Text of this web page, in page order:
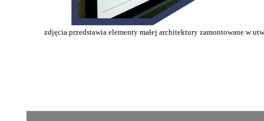
zdjęcia przedstawia elementy małej architektury zamontowane w